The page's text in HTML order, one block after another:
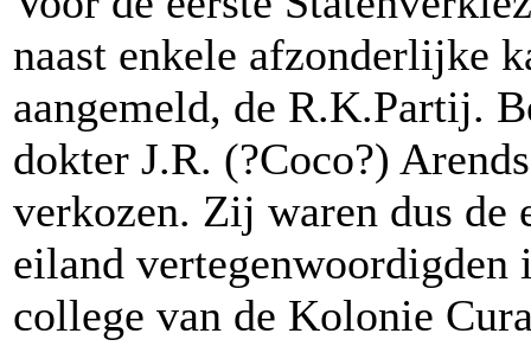
naast enkele afzonderlijke
aangemeld, de R.K.Partij.
dokter J.R. (?Coco?)
verkozen. Zij waren dus de
eiland
college van de Kolonie